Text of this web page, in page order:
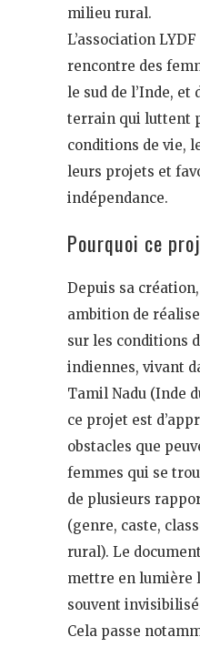
milieu rural.
L’association
rencontre des
le sud de l’Inde, et
terrain qui luttent
conditions de vie,
leurs projets et
indépendance.
Pourquoi ce
Depuis sa
ambition de
sur les conditions
indiennes, vivant
Tamil Nadu (Inde
ce projet est
obstacles que
femmes qui se
de plusieurs
(genre, caste,
rural). Le
mettre en lumière
souvent
Cela passe